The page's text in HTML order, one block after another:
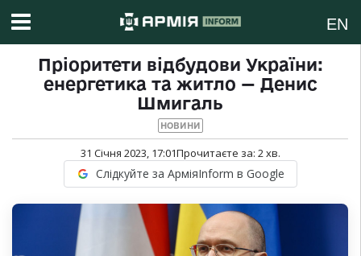
EN
Пріоритети відбудови України:
енергетика та житло — Денис
Шмигаль
НОВИНИ
31 Січня 2023, 17:01Прочитаєте за: 2хв.
Слідкуйте за АрміяInform в Google